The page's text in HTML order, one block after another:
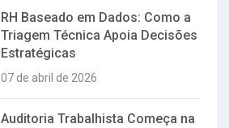
RH Baseado em Dados: Como a
Triagem Técnica Apoia Decisões
Estratégicas
07 de abril de 2026
Auditoria Trabalhista Começa na